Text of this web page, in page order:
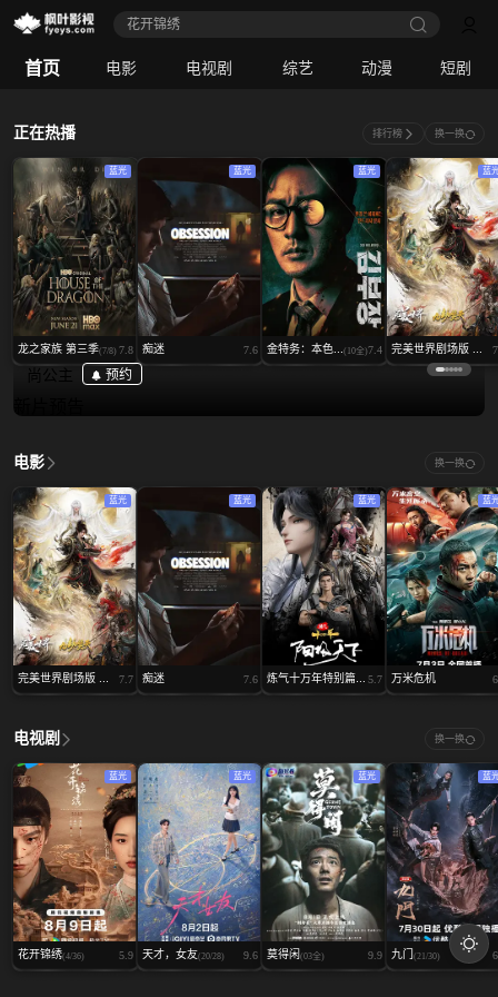
花开锦绣
首页 电影 电视剧 综艺 动漫 短剧
(22/36)
正在热播 排行榜 换一换
蓝光
龙之家族 第三季(7/8) 7.8
蓝光
痴迷 7.6
蓝光
金特务：本色... (10全)7.4
蓝
完美世界剧场版 ...
尚公主 预约
电影 换一换
蓝光
完美世界剧场版 ... 7.7
蓝光
痴迷 7.6
蓝光
炼气十万年特别篇... 5.7
蓝
万米危机
电视剧 换一换
蓝光
花开锦绣(4/36) 5.9
蓝光
天才，女友(20/28) 9.6
蓝光
莫得闲 (03全) 9.9
蓝
九门 (21/30)